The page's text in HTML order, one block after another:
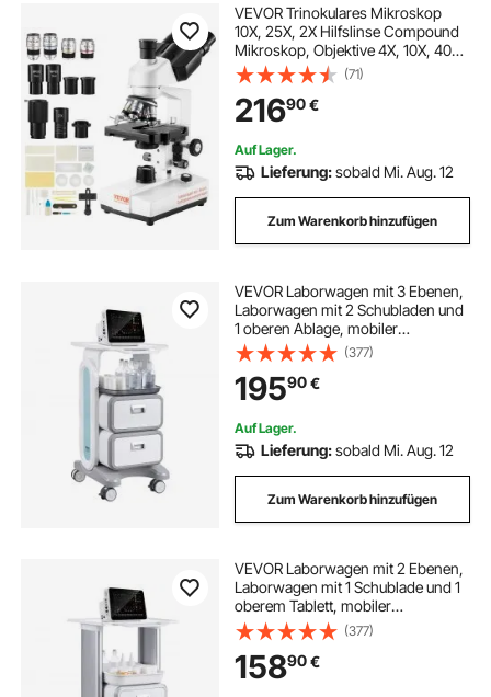
VEVOR Trinokulares Mikroskop
10X, 25X, 2X Hilfslinse Compound
Mikroskop, Objektive 4X, 10X, 40X,
100X, Labor Auflicht Mikroskop
Vergrößerung 40-5000, 100–240 V
Labormikroskop
Verbundmikroskop
(71)
21690€
Auf Lager.
Lieferung:sobald Mi. Aug. 12
Zum Warenkorb hinzufügen
VEVOR Laborwagen mit 3 Ebenen,
Laborwagen mit 2 Schubladen und
1 oberen Ablage, mobiler
medizinischer Wagen aus ABS-
Material, Laborrollwagen mit 4
leisen Rädern für Labor, Klinik,
Krankenhaus, Salon, weiß
(377)
19590€
Auf Lager.
Lieferung:sobald Mi. Aug. 12
Zum Warenkorb hinzufügen
VEVOR Laborwagen mit 2 Ebenen,
Laborwagen mit 1 Schublade und 1
oberem Tablett, mobiler
medizinischer Wagen aus ABS-
Material, Laborrollwagen mit 4
leisen Rädern für Labor, Klinik,
Krankenhaus, Salon, weiß
(377)
15890€